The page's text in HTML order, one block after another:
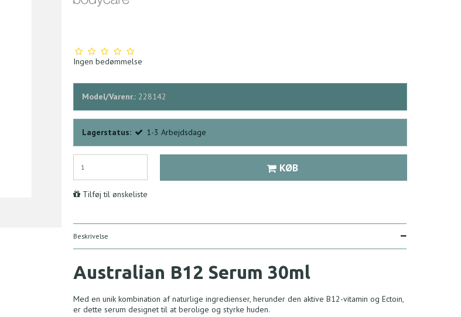
Ingen bedømmelse
Model/Varenr.: 228142
Lagerstatus: 1-3 Arbejdsdage
KØB
Tilføj til ønskeliste
Beskrivelse
Australian B12 Serum 30ml
Med en unik kombination af naturlige ingredienser, herunder den aktive B12-vitamin og Ectoin,
er dette serum designet til at berolige og styrke huden.